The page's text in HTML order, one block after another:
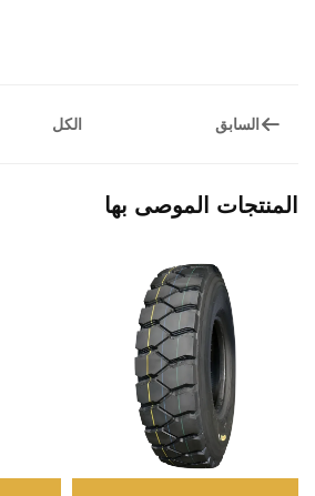
السابق الكل
المنتجات الموصى بها